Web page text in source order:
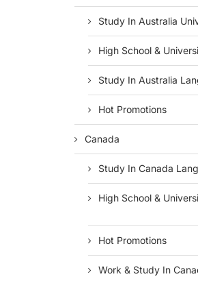
Study In Australia
High School &
Study In Australia
Hot Promotions
Canada
Study In Canada
High School &
Hot Promotions
Work & Study In